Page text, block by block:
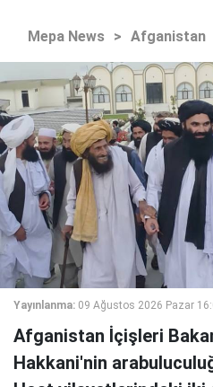
Mepa News > Afganistan
Yayınlanma: 09 Ağustos 2026 Pazar
Afganistan İçişleri
Hakkani'nin